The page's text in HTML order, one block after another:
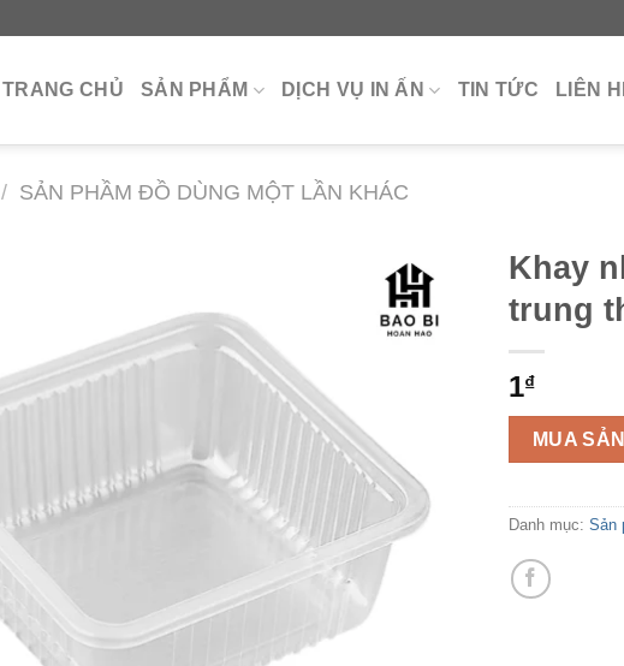
TRANG CHỦ SẢN PHẨM DỊCH VỤ IN ẤN TIN TỨC LIÊN
/ SẢN PHẦM ĐỒ DÙNG MỘT LẦN KHÁC
Khay
trung
1₫
MUA
Danh mục: Sản